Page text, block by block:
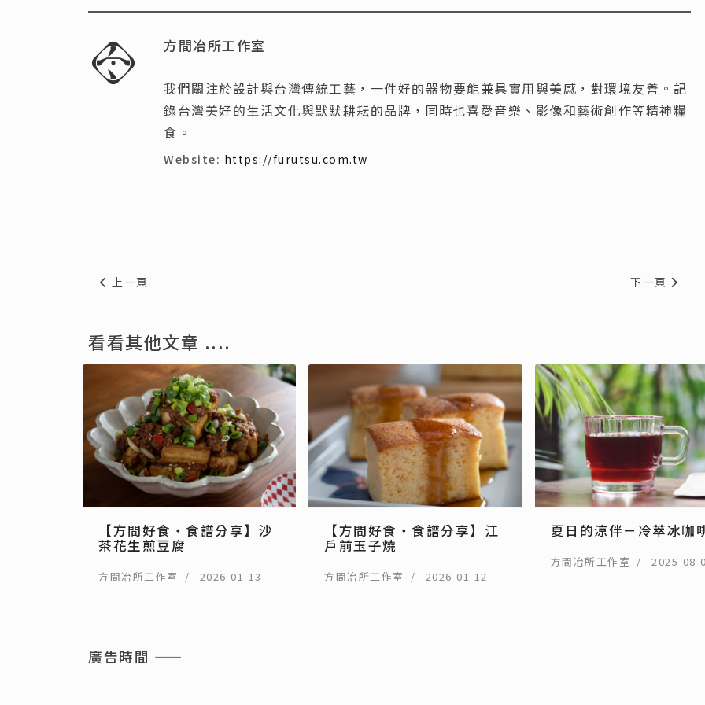
方間冶所工作室
我們關注於設計與台灣傳統工藝，一件好的器物要能兼具實用與美感，對環境友善。記
錄台灣美好的生活文化與默默耕耘的品牌，同時也喜愛音樂、影像和藝術創作等精神糧
食。
Website: https://furutsu.com.tw
上一篇文章: 【方間好食・食譜分享】蔥爆雞里脊肉
上一頁 下一篇文章:
下一頁
看看其他文章 ....
【方間好食・食譜分享】沙
茶花生煎豆腐
方間冶所工作室 2026-01-13
【方間好食・食譜分享】江
戶前玉子燒
方間冶所工作室 2026-01-12
夏日的涼伴－冷萃冰咖
方間冶所工作室 2025-08-
廣告時間 ——